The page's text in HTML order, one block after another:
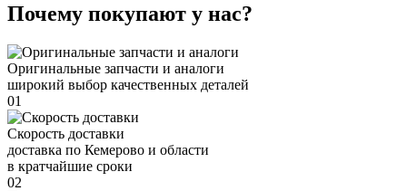
Почему покупают у нас?
Оригинальные запчасти и аналоги
широкий выбор качественных деталей
01
Скорость доставки
доставка по Кемерово и области
в кратчайшие сроки
02